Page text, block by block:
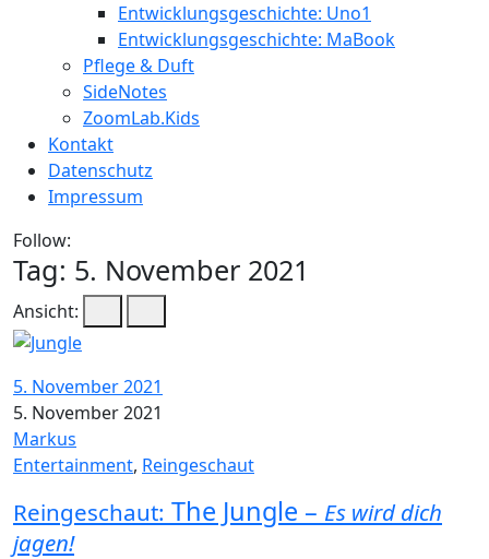
Entwicklungsgeschichte: Uno1
Entwicklungsgeschichte: MaBook
Pflege & Duft
SideNotes
ZoomLab.Kids
Kontakt
Datenschutz
Impressum
Follow:
Tag: 5. November 2021
Ansicht:
5. November 2021
5. November 2021
Markus
Entertainment, Reingeschaut
Reingeschaut: The Jungle – Es wird dich
jagen!